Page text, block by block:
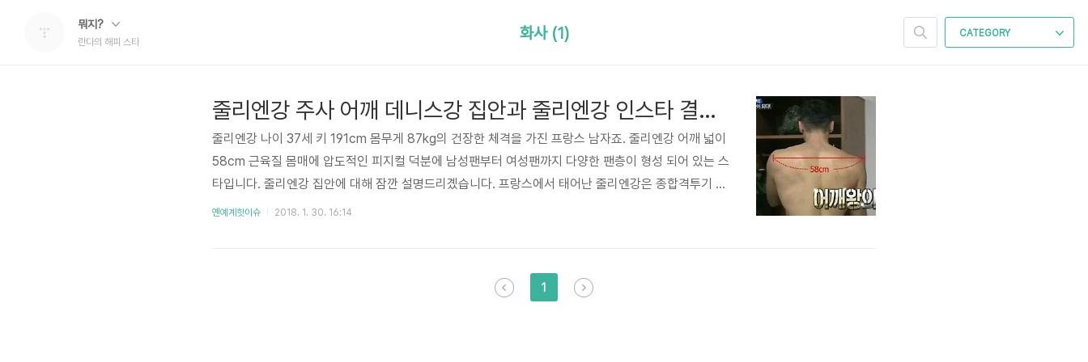
뭐지?
란다의 해피 스타
CATEGORY
화사 (1)
줄리엔강 주사 어깨 데니스강 집안과 줄리엔강 인스타 결혼 화사 이유
줄리엔강 나이 37세 키 191cm 몸무게 87kg의 건장한 체격을 가진 프랑스 남자죠. 줄리엔강 어깨 넓이
58cm 근육질 몸매에 압도적인 피지컬 덕분에 남성팬부터 여성팬까지 다양한 팬층이 형성 되어 있는 스
타입니다. 줄리엔강 집안에 대해 잠깐 설명드리곘습니다. 프랑스에서 태어난 줄리엔강은 종합격투기 선
수인 형 데니스 강, 형 토미 강입니다. 줄리엔강 아버지는 한국인(부산)이며 줄리엔강 어머니는 프랑스인
입원하게 되고 그 병원에서 환자를 돌봐주던 프랑스인 펄 오존과 만나 결혼에 골인하게 됩니다. 줄리엔
옌예계핫이슈 2018. 1. 30. 16:14
1